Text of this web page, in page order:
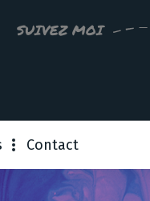
SUIVEZ MOI
Contact